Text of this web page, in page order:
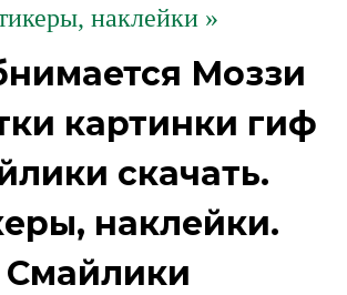
наклейки »
Моззи
картинки гиф
скачать.
наклейки.
Смайлики